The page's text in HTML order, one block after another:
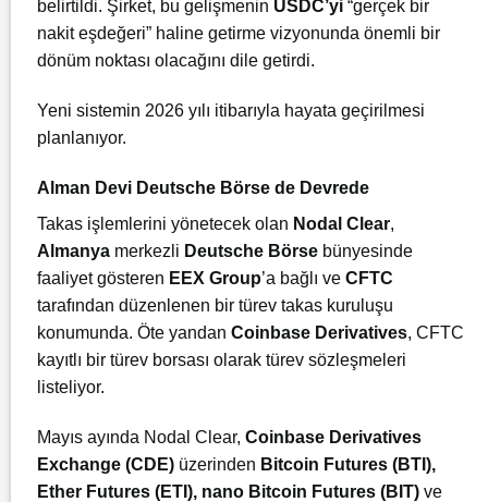
belirtildi. Şirket, bu gelişmenin USDC’yi “gerçek bir
nakit eşdeğeri” haline getirme vizyonunda önemli bir
dönüm noktası olacağını dile getirdi.
Yeni sistemin 2026 yılı itibarıyla hayata geçirilmesi
planlanıyor.
Alman Devi Deutsche Börse de Devrede
Takas işlemlerini yönetecek olan Nodal Clear,
Almanya merkezli Deutsche Börse bünyesinde
faaliyet gösteren EEX Group’a bağlı ve CFTC
tarafından düzenlenen bir türev takas kuruluşu
konumunda. Öte yandan Coinbase Derivatives, CFTC
kayıtlı bir türev borsası olarak türev sözleşmeleri
listeliyor.
Mayıs ayında Nodal Clear, Coinbase Derivatives
Exchange (CDE) üzerinden Bitcoin Futures (BTI),
Ether Futures (ETI), nano Bitcoin Futures (BIT) ve